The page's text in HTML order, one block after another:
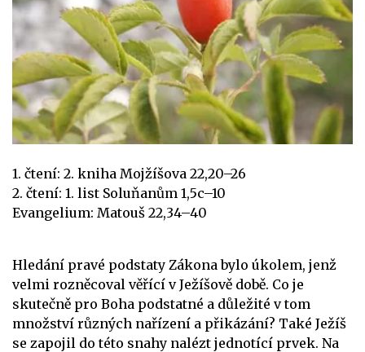
1. čtení: 2. kniha Mojžíšova 22,20–26
2. čtení: 1. list Soluňanům 1,5c–10
Evangelium: Matouš 22,34–40
Hledání pravé podstaty Zákona bylo úkolem, jenž
velmi rozněcoval věřící v Ježíšově době. Co je
skutečně pro Boha podstatné a důležité v tom
množství různých nařízení a přikázání? Také Ježíš
se zapojil do této snahy nalézt jednotící prvek. Na